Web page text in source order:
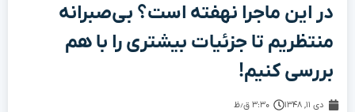
در این ماجرا نهفته است؟ بی‌صبرانه
منتظریم تا جزئیات بیشتری را با هم
بررسی کنیم!
دی ۱۱, ۱۳۴۸ ۳:۳۰ ق٫ظ